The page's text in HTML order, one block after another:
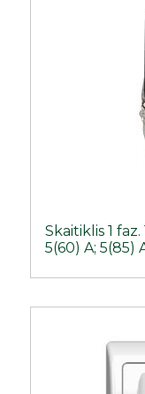
Skaitiklis 1
5(60) A; 5(85)